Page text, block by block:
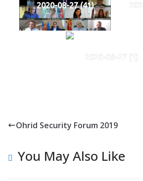
2020-08-27 (41)
2020-08-27 (1)
Ohrid Security Forum 2019
You May Also Like